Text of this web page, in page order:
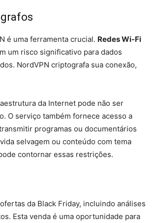
é uma ferramenta crucial. Redes Wi-Fi
um risco significativo para dados
NordVPN criptografa sua conexão,
da Internet pode não ser
O serviço também fornece acesso a
programas ou documentários
selvagem ou conteúdo com tema
contornar essas restrições.
da Black Friday, incluindo análises
Esta venda é uma oportunidade para